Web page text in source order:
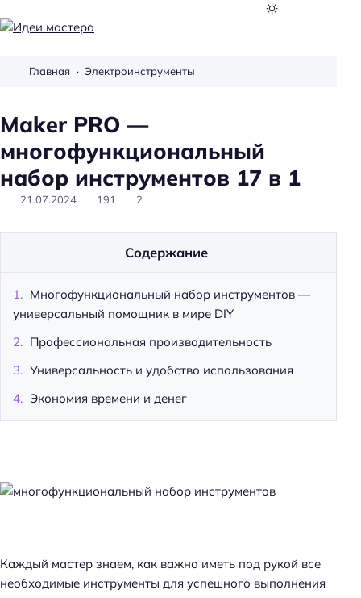
м
с
т
Главная Электроинструменты
Maker PRO —
многофункциональный
набор инструментов 17 в 1
21.07.2024 191 2
Каждый мастер знаем, как важно иметь под рукой все
необходимые инструменты для успешного выполнения
Содержание
Многофункциональный набор инструментов —
универсальный помощник в мире DIY
Профессиональная производительность
Универсальность и удобство использования
Экономия времени и денег